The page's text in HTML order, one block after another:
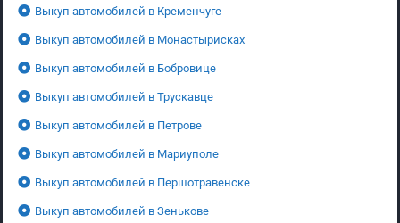
Выкуп автомобилей в Кременчуге
Выкуп автомобилей в Монастырисках
Выкуп автомобилей в Бобровице
Выкуп автомобилей в Трускавце
Выкуп автомобилей в Петрове
Выкуп автомобилей в Мариуполе
Выкуп автомобилей в Першотравенске
Выкуп автомобилей в Зенькове